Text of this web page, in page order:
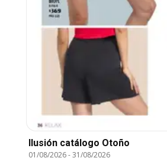
Ilusión catálogo Otoño
01/08/2026-31/08/2026